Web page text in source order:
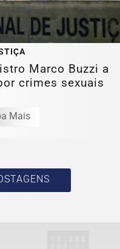
Marco Buzzi a
crimes sexuais
Mais